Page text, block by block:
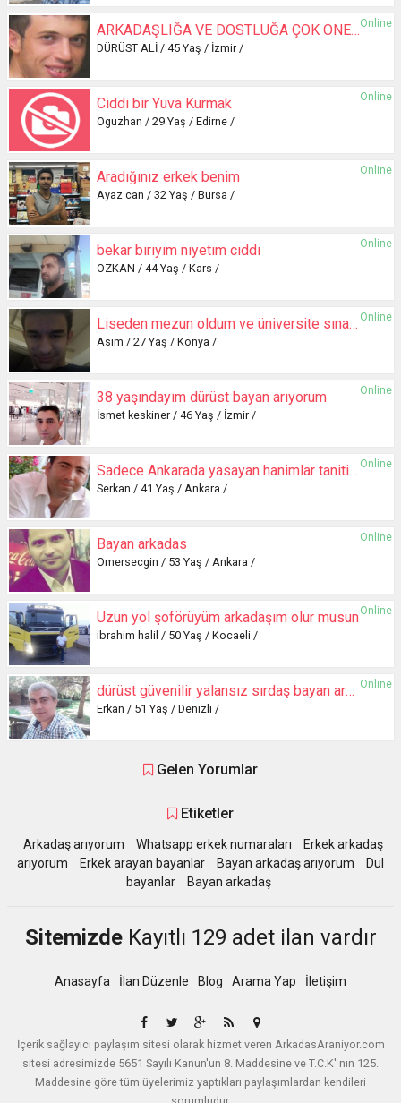
Online
ARKADAŞLIĞA VE DOSTLUĞA ÇOK ÖNEM VERİRİM
DÜRÜST ALİ / 45 Yaş / İzmir /
Online
Ciddi bir Yuva Kurmak
Oguzhan / 29 Yaş / Edirne /
Online
Aradığınız erkek benim
Ayaz can / 32 Yaş / Bursa /
Online
bekar bırıyım nıyetım cıddı
OZKAN / 44 Yaş / Kars /
Online
Liseden mezun oldum ve üniversite sınavına hazırlanıyorum
Asım / 27 Yaş / Konya /
Online
38 yaşındayım dürüst bayan arıyorum
İsmet keskiner / 46 Yaş / İzmir /
Online
Sadece Ankarada yasayan hanimlar tanitici mesaj atsinlar.
Serkan / 41 Yaş / Ankara /
Online
Bayan arkadas
Omersecgin / 53 Yaş / Ankara /
Online
Uzun yol şoförüyüm arkadaşım olur musun
ibrahim halil / 50 Yaş / Kocaeli /
Online
dürüst güvenilir yalansız sırdaş bayan arkadaş arıyorum
Erkan / 51 Yaş / Denizli /
Gelen Yorumlar
Etiketler
Arkadaş arıyorum Whatsapp erkek numaraları
Erkek arkadaş
arıyorum
Erkek arayan bayanlar Bayan arkadaş arıyorum
Dul
bayanlar
Bayan arkadaş
SitemizdeKayıtlı 129 adet ilan vardır
Anasayfa İlan Düzenle Blog Arama Yap İletişim
İçerik sağlayıcı paylaşım sitesi olarak hizmet veren ArkadasAraniyor.com
sitesi adresimizde 5651 Sayılı Kanun'un 8. Maddesine ve T.C.K' nın 125.
Maddesine göre tüm üyelerimiz yaptıkları paylaşımlardan kendileri